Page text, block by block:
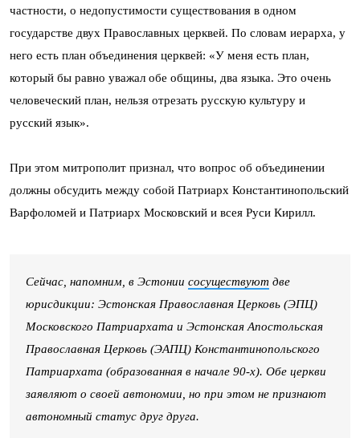
частности, о недопустимости существования в одном
государстве двух Православных церквей. По словам иерарха, у
него есть план объединения церквей: «У меня есть план,
который бы равно уважал обе общины, два языка. Это очень
человеческий план, нельзя отрезать русскую культуру и
русский язык».
При этом митрополит признал, что вопрос об объединении
должны обсудить между собой Патриарх Константинопольский
Варфоломей и Патриарх Московский и всея Руси Кирилл.
Сейчас, напомним, в Эстонии сосуществуют две
юрисдикции: Эстонская Православная Церковь (ЭПЦ)
Московского Патриархата и Эстонская Апостольская
Православная Церковь (ЭАПЦ) Константинопольского
Патриархата (образованная в начале 90-х). Обе церкви
заявляют о своей автономии, но при этом не признают
автономный статус друг друга.